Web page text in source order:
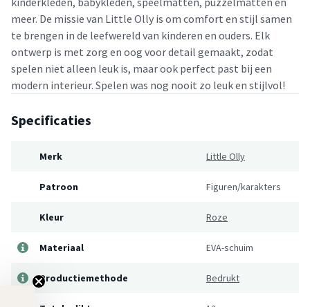
meer. De missie van Little Olly is om comfort en stijl samen
te brengen in de leefwereld van kinderen en ouders. Elk
ontwerp is met zorg en oog voor detail gemaakt, zodat
spelen niet alleen leuk is, maar ook perfect past bij een
modern interieur. Spelen was nog nooit zo leuk en stijlvol!
Specificaties
Merk Little Olly
Patroon Figuren/karakters
Kleur Roze
Materiaal EVA-schuim
Productiemethode Bedrukt